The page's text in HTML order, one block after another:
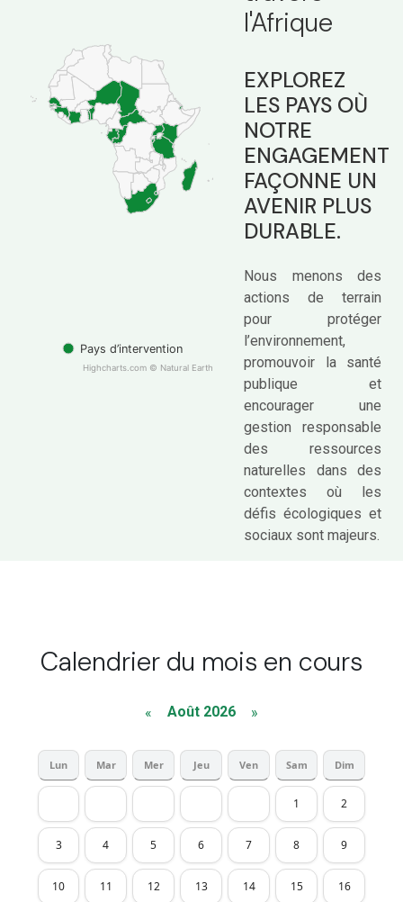
Pays d’intervention
Highcharts.com © Natural Earth
l'Afrique
EXPLOREZ
LES PAYS OÙ
NOTRE
ENGAGEMENT
FAÇONNE UN
AVENIR PLUS
DURABLE.
Nous menons des
actions de terrain
pour protéger
l’environnement,
promouvoir la santé
publique et
encourager une
gestion responsable
des ressources
naturelles dans des
contextes où les
défis écologiques et
sociaux sont majeurs.
Calendrier du mois en cours
« Août 2026 »
Lun Mar Mer Jeu Ven Sam Dim
1 2
3 4 5 6 7 8 9
10 11 12 13 14 15 16